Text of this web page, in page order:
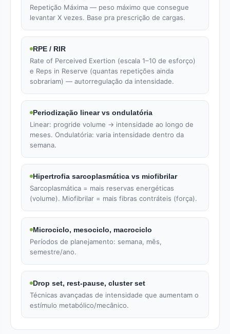
Repetição Máxima — peso máximo que consegue
levantar X vezes. Base pra prescrição de cargas.
RPE / RIR
Rate of Perceived Exertion (escala 1–10 de esforço)
e Reps in Reserve (quantas repetições ainda
sobrariam) — autorregulação da intensidade.
Periodização linear vs ondulatória
Linear: progride volume → intensidade ao longo de
meses. Ondulatória: varia intensidade dentro da
semana.
Hipertrofia sarcoplasmática vs miofibrilar
Sarcoplasmática = mais reservas energéticas
(volume). Miofibrilar = mais fibras contráteis (força).
Microciclo, mesociclo, macrociclo
Períodos de planejamento: semana, mês,
semestre/ano.
Drop set, rest-pause, cluster set
Técnicas avançadas de intensidade que aumentam o
estímulo metabólico/mecânico.